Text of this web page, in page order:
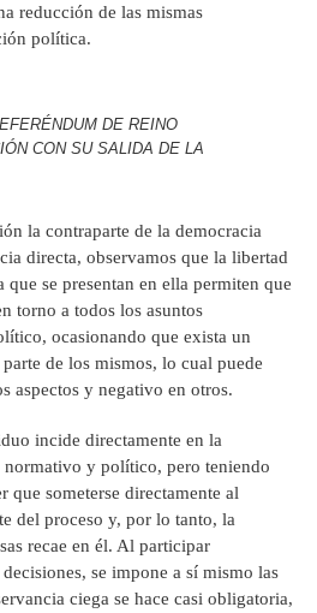
reducción de las mismas
política.
DE REINO
CON SU SALIDA DE LA
la contraparte de la democracia
directa, observamos que la libertad
se presentan en ella permiten que
torno a todos los asuntos
ocasionando que exista un
de los mismos, lo cual puede
aspectos y negativo en otros.
incide directamente en la
y político, pero teniendo
que someterse directamente al
del proceso y, por lo tanto, la
recae en él. Al participar
se impone a sí mismo las
ciega se hace casi obligatoria,